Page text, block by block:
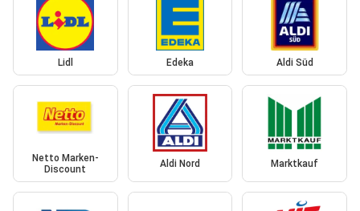
Lidl Edeka Aldi Süd
Netto Marken-
Discount
Aldi Nord Marktkauf